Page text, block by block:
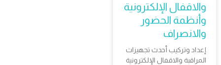
والاقفال الإلكترونية
وأنظمة الحضور
والانصراف
إعداد وتركيب أحدث تجهيزات
المراقبة والاقفال الإلكترونية